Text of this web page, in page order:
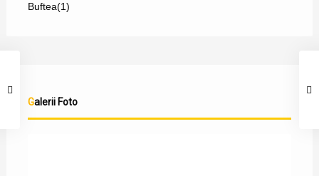
Buftea(1)
Galerii Foto